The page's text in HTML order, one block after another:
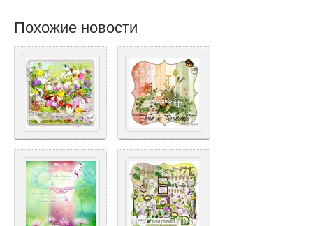
Похожие новости